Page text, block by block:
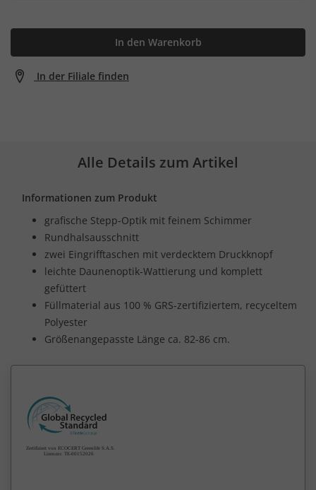
In den Warenkorb
In der Filiale finden
Alle Details zum Artikel
Informationen zum Produkt
grafische Stepp-Optik mit feinem Schimmer
Rundhalsausschnitt
zwei Eingrifftaschen mit verdecktem Druckknopf
leichte Daunenoptik-Wattierung und komplett
gefüttert
Füllmaterial aus 100 % GRS-zertifiziertem, recyceltem
Polyester
Größenangepasste Länge ca. 82-86 cm.